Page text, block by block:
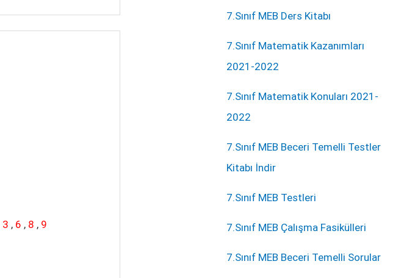
3 , 6 , 8 , 9
7.Sınıf MEB Ders Kitabı
7.Sınıf Matematik Kazanımları
2021-2022
7.Sınıf Matematik Konuları 2021-
2022
7.Sınıf MEB Beceri Temelli Testler
Kitabı İndir
7.Sınıf MEB Testleri
7.Sınıf MEB Çalışma Fasikülleri
7.Sınıf MEB Beceri Temelli Sorular